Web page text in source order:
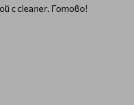
с cleaner. Готово!